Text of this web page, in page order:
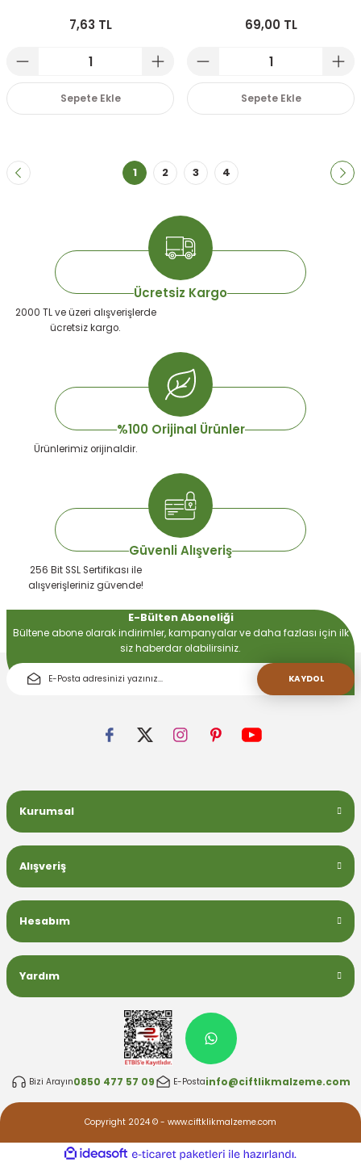
7,63 TL
Sepete Ekle
69,00 TL
Sepete Ekle
1 2 3 4
Ücretsiz Kargo
2000 TL ve üzeri alışverişlerde
ücretsiz kargo.
%100 Orijinal Ürünler
Ürünlerimiz orijinaldir.
Güvenli Alışveriş
256 Bit SSL Sertifikası ile
alışverişleriniz güvende!
E-Bülten Aboneliği
Bültene abone olarak indirimler, kampanyalar ve daha fazlası için ilk
siz haberdar olabilirsiniz.
KAYDOL
Kurumsal
Alışveriş
Hesabım
Yardım
Bizi Arayın0850 477 57 09 E-Postainfo@ciftlikmalzeme.com
Copyright 2024 © - www.ciftklikmalzeme.com
ideasoft
e-